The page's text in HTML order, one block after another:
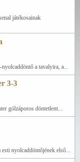
játékosainak
a tavalyira, a...
3-3
gólzáporos döntetlent...
nyolcaddöntőjének első...